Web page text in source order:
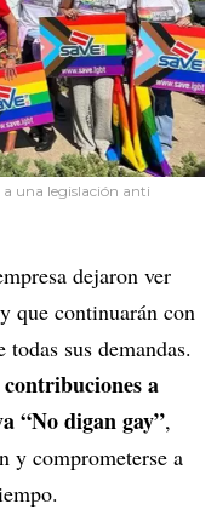
una legislación anti
dejaron ver
que continuarán con
sus demandas.
a
“No digan gay”,
y comprometerse a